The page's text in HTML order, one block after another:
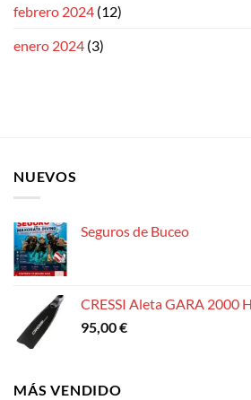
febrero 2024 (12)
enero 2024 (3)
NUEVOS
Seguros de Buceo
CRESSI Aleta GARA 2000
95,00€
MÁS VENDIDO